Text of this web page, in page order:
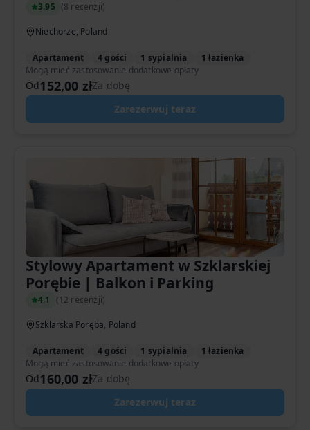
3.95 (8 recenzji)
Niechorze, Poland
Apartament 4 gości 1 sypialnia 1 łazienka
Od152,00 złZa dobę
Zarezerwuj teraz
Mogą mieć zastosowanie dodatkowe opłaty
Stylowy Apartament w Szklarskiej
Porębie | Balkon i Parking
4.1 (12 recenzji)
Szklarska Poręba, Poland
Apartament 4 gości 1 sypialnia 1 łazienka
Od160,00 złZa dobę
Zarezerwuj teraz
Mogą mieć zastosowanie dodatkowe opłaty